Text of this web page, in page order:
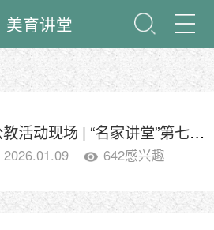
美育讲堂
公教活动现场 | “名家讲堂”第七期——段江华：天空之下 重现辉煌
2026.01.09 642感兴趣